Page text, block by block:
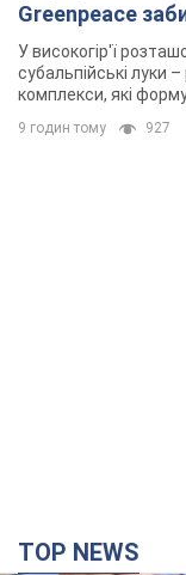
Greenpeace
У високогір'ї
субальпійські луки –
комплекси, які
9 годин тому 927
TOP NEWS